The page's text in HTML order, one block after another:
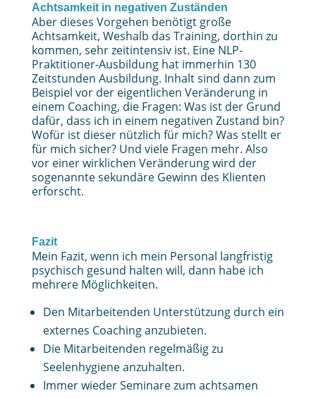
Achtsamkeit in negativen Zuständen
Aber dieses Vorgehen benötigt große
Achtsamkeit, Weshalb das Training, dorthin zu
kommen, sehr zeitintensiv ist. Eine NLP-
Praktitioner-Ausbildung hat immerhin 130
Zeitstunden Ausbildung. Inhalt sind dann zum
Beispiel vor der eigentlichen Veränderung in
einem Coaching, die Fragen: Was ist der Grund
dafür, dass ich in einem negativen Zustand bin?
Wofür ist dieser nützlich für mich? Was stellt er
für mich sicher? Und viele Fragen mehr. Also
vor einer wirklichen Veränderung wird der
sogenannte sekundäre Gewinn des Klienten
erforscht.
Fazit
Mein Fazit, wenn ich mein Personal langfristig
psychisch gesund halten will, dann habe ich
mehrere Möglichkeiten.
Den Mitarbeitenden Unterstützung durch ein
externes Coaching anzubieten.
Die Mitarbeitenden regelmäßig zu
Seelenhygiene anzuhalten.
Immer wieder Seminare zum achtsamen